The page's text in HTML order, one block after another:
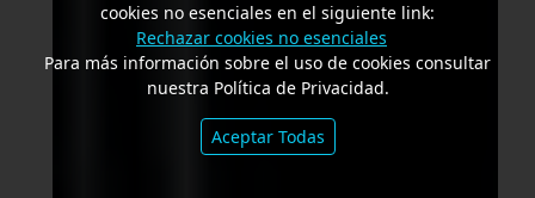
cookies no esenciales en el siguiente link:
Rechazar cookies no esenciales
Para más información sobre el uso de cookies consultar
nuestra Política de Privacidad.
Aceptar Todas